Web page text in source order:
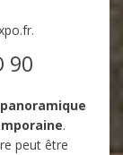
90
.
peut être